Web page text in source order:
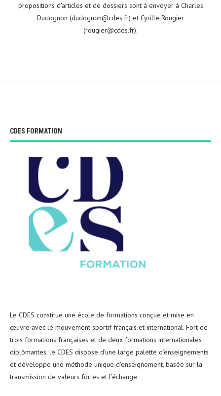
propositions d'articles et de dossiers sont à envoyer à Charles
Dudognon (dudognon@cdes.fr) et Cyrille Rougier
(rougier@cdes.fr).
CDES FORMATION
Le CDES constitue une école de formations conçue et mise en
œuvre avec le mouvement sportif français et international. Fort de
trois formations françaises et de deux formations internationales
diplômantes, le CDES dispose d’une large palette d’enseignements
et développe une méthode unique d’enseignement, basée sur la
transmission de valeurs fortes et l’échange.